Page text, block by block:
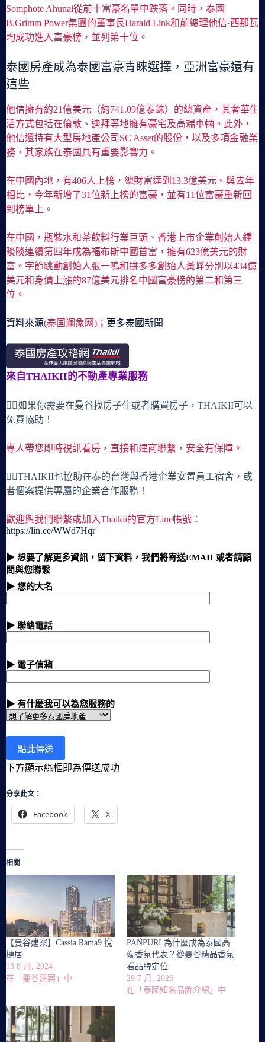
Somphote Ahunai從前十富豪名單中跌落。同時，泰國
B.Grimm Power集團的董事長Harald Link和前總理他信·西那瓦
均成功進入富豪榜，並列第十位。
泰國房產成為泰國富豪青睞選擇，亞洲富豪還有
這些
他信擁有約21億美元（約741.09億泰銖）的總資產，其奢華生
活方式包括在倫敦、迪拜等地擁有豪宅及高端車輛。此外，
他信還持有大型房地產公司SC Asset的股份，以及多項金融業
務，其家族在泰國具有重要影響力。
在中國內地，有406人上榜，總財富達到13.3億美元。與去年
相比，今年新增了31位新上榜的富豪，並有11位富豪重新回
到榜單上。
在中國，瓶裝水和茶飲料行業巨頭、香港上市企業創始人鍾
睒睒連續第四年成為福布斯中國首富，擁有623億美元的財
富。字節跳動創始人張一鳴和拼多多創始人黃崢分別以434億
美元和身價上漲的87億美元排名中國富豪榜的第二和第三
位。
資料來源(泰国澜象网)； 更多泰國新聞
來自THAIKII的不動產專業服務
🙋‍♀️如果你需要在曼谷找房子住或者購買房子，THAIKII可以
免費協助！
專人帶您即時視訊看房，直接和建商聯繫，安全有保障。
🙋‍♀️THAIKII也協助在泰的台灣與香港企業安置員工宿舍，或
者個案提供專屬的企業合作服務！
歡迎與我們聯繫或加入Thaikii的官方Line帳號：
https://lin.ee/WWd7Hqr
▶ 想要了解更多資訊，留下資料，我們將寄送EMAIL或者請顧
問與您聯繫
▶ 您的大名
▶ 聯絡電話
▶ 電子信箱
▶ 有什麼我可以為您服務的
下方顯示綠框即為傳送成功
分享此文：
Facebook X
相關
【曼谷建案】Cassia Rama9 悅
槤居
13 8 月, 2024
在「曼谷建案」中
PAÑPURI 為什麼成為泰國高
端香氛代表？從曼谷精品香氛
看品牌定位
29 7 月, 2026
在「泰國知名品牌介紹」中